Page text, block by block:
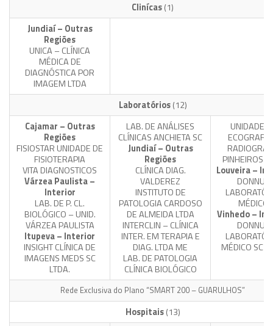
Clinícas(1)
Jundiaí – Outras
Regiões
UNICA – CLÍNICA
MÉDICA DE
DIAGNÓSTICA POR
IMAGEM LTDA
Laboratórios(12)
Cajamar – Outras
Regiões
FISIOSTAR UNIDADE DE
FISIOTERAPIA
VITA DIAGNOSTICOS
Várzea Paulista –
Interior
LAB. DE P. CL.
BIOLÓGICO – UNID.
VÁRZEA PAULISTA
Itupeva – Interior
INSIGHT CLÍNICA DE
IMAGENS MEDS SC
LTDA.
LAB. DE ANÁLISES
CLÍNICAS ANCHIETA SC
Jundiaí – Outras
Regiões
CLÍNICA DIAG.
VALDEREZ
INSTITUTO DE
PATOLOGIA CARDOSO
DE ALMEIDA LTDA
INTERCLIN – CLÍNICA
INTER. EM TERAPIA E
DIAG. LTDA ME
LAB. DE PATOLOGIA
CLÍNICA BIOLÓGICO
UNIDADE
PINHEIROS
Louveira –
DONNUS
MÉDICO
Vinhedo –
DONNUS
MÉDICO SC
Rede Exclusiva do Plano “SMART 200 – GUARULHOS”
Hospitais(13)